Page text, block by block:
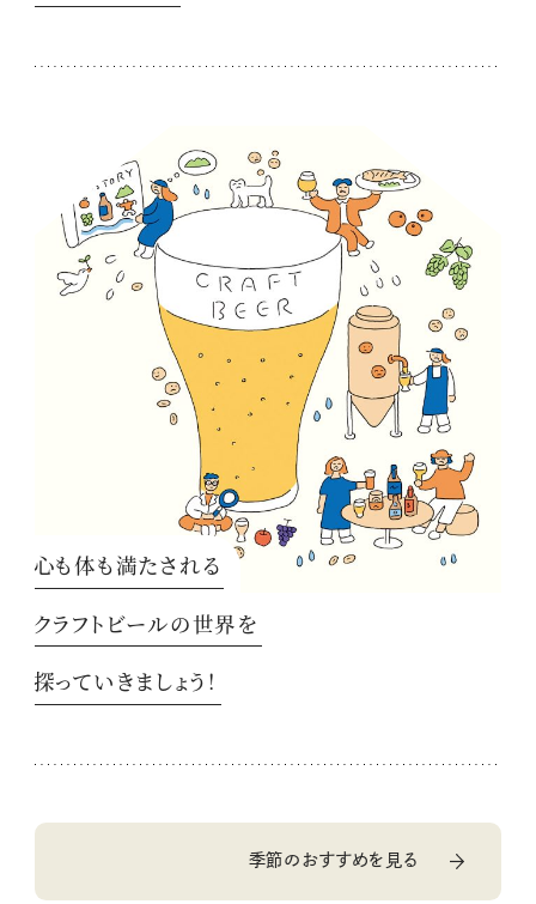
心も体も満たされる
クラフトビールの世界を
探っていきましょう！
季節のおすすめを見る